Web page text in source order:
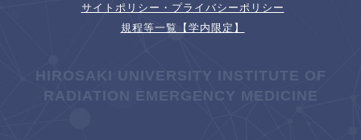
サイトポリシー・プライバシーポリシー
規程等一覧【学内限定】
HIROSAKI UNIVERSITY INSTITUTE OF
RADIATION EMERGENCY MEDICINE